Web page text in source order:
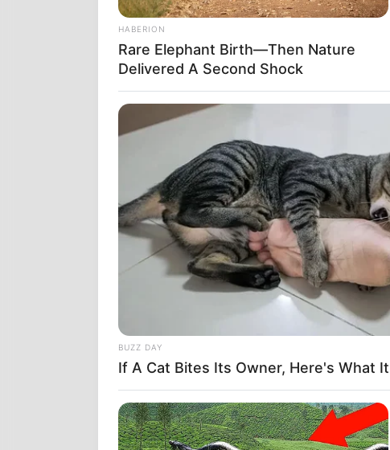
Το Γεγονός !!!
σε επικείμενο
σχεδιασμένο
HABERION
Rare Elephant Birth—Then Nature
Delivered A Second Shock
BUZZ DAY
If A Cat Bites Its Owner, Here's What
HABERION
Alaska Tourists Found This—Police
Are Shocked!